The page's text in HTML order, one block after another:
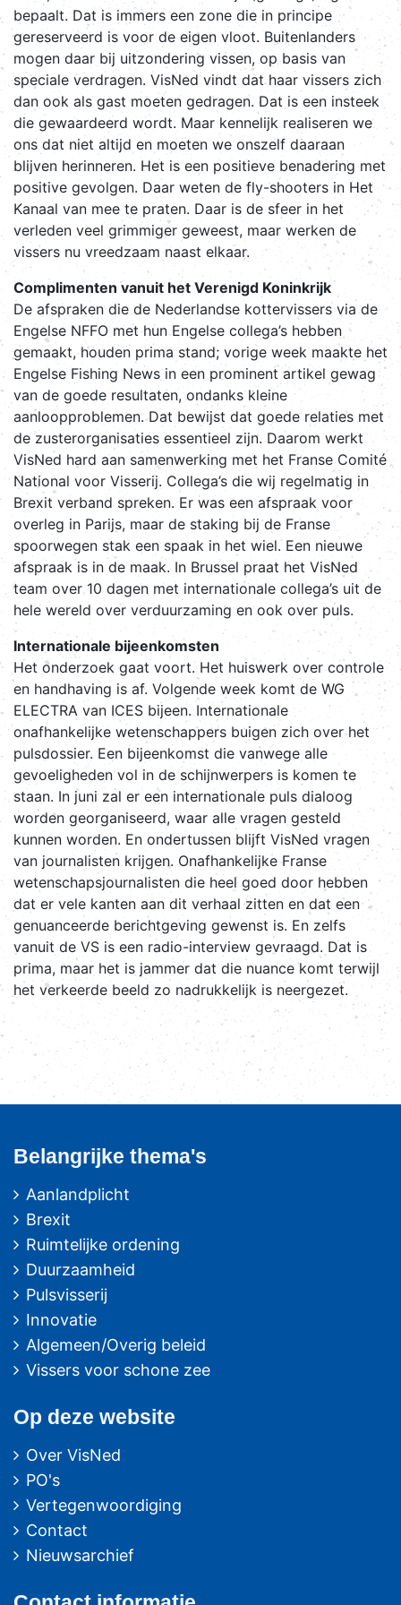
bepaalt. Dat is immers een zone die in principe
gereserveerd is voor de eigen vloot. Buitenlanders
mogen daar bij uitzondering vissen, op basis van
speciale verdragen. VisNed vindt dat haar vissers zich
dan ook als gast moeten gedragen. Dat is een insteek
die gewaardeerd wordt. Maar kennelijk realiseren we
ons dat niet altijd en moeten we onszelf daaraan
blijven herinneren. Het is een positieve benadering met
positive gevolgen. Daar weten de fly-shooters in Het
Kanaal van mee te praten. Daar is de sfeer in het
verleden veel grimmiger geweest, maar werken de
vissers nu vreedzaam naast elkaar.
Complimenten vanuit het Verenigd Koninkrijk
De afspraken die de Nederlandse kottervissers via de
Engelse NFFO met hun Engelse collega’s hebben
gemaakt, houden prima stand; vorige week maakte het
Engelse Fishing News in een prominent artikel gewag
van de goede resultaten, ondanks kleine
aanloopproblemen. Dat bewijst dat goede relaties met
de zusterorganisaties essentieel zijn. Daarom werkt
VisNed hard aan samenwerking met het Franse Comité
National voor Visserij. Collega’s die wij regelmatig in
Brexit verband spreken. Er was een afspraak voor
overleg in Parijs, maar de staking bij de Franse
spoorwegen stak een spaak in het wiel. Een nieuwe
afspraak is in de maak. In Brussel praat het VisNed
team over 10 dagen met internationale collega’s uit de
hele wereld over verduurzaming en ook over puls.
Internationale bijeenkomsten
Het onderzoek gaat voort. Het huiswerk over controle
en handhaving is af. Volgende week komt de WG
ELECTRA van ICES bijeen. Internationale
onafhankelijke wetenschappers buigen zich over het
pulsdossier. Een bijeenkomst die vanwege alle
gevoeligheden vol in de schijnwerpers is komen te
staan. In juni zal er een internationale puls dialoog
worden georganiseerd, waar alle vragen gesteld
kunnen worden. En ondertussen blijft VisNed vragen
van journalisten krijgen. Onafhankelijke Franse
wetenschapsjournalisten die heel goed door hebben
dat er vele kanten aan dit verhaal zitten en dat een
genuanceerde berichtgeving gewenst is. En zelfs
vanuit de VS is een radio-interview gevraagd. Dat is
prima, maar het is jammer dat die nuance komt terwijl
het verkeerde beeld zo nadrukkelijk is neergezet.
Belangrijke thema's
Aanlandplicht
Brexit
Ruimtelijke ordening
Duurzaamheid
Pulsvisserij
Innovatie
Algemeen/Overig beleid
Vissers voor schone zee
Op deze website
Over VisNed
PO's
Vertegenwoordiging
Contact
Nieuwsarchief